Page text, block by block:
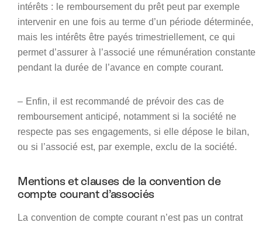
intérêts : le remboursement du prêt peut par exemple
intervenir en une fois au terme d’un période déterminée,
mais les intérêts être payés trimestriellement, ce qui
permet d’assurer à l’associé une rémunération constante
pendant la durée de l’avance en compte courant.
– Enfin, il est recommandé de prévoir des cas de
remboursement anticipé, notamment si la société ne
respecte pas ses engagements, si elle dépose le bilan,
ou si l’associé est, par exemple, exclu de la société.
Mentions et clauses de la convention de
compte courant d’associés
La convention de compte courant n’est pas un contrat